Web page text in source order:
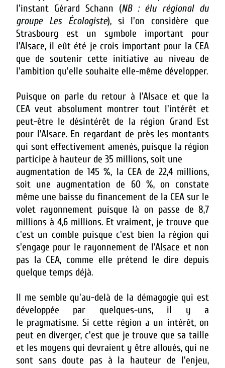
l'instant Gérard Schann (NB : élu régional du
groupe Les Écologiste), si l'on considère que
Strasbourg est un symbole important pour
l'Alsace, il eût été je crois important pour la CEA
que de soutenir cette initiative au niveau de
l'ambition qu'elle souhaite elle-même développer.
Puisque on parle du retour à l'Alsace et que la
CEA veut absolument montrer tout l'intérêt et
peut-être le désintérêt de la région Grand Est
pour l'Alsace. En regardant de près les montants
qui sont effectivement amenés, puisque la région
participe à hauteur de 35 millions, soit une
augmentation de 145 %, la CEA de 22,4 millions,
soit une augmentation de 60 %, on constate
même une baisse du financement de la CEA sur le
volet rayonnement puisque là on passe de 8,7
millions à 4,6 millions. Et vraiment, je trouve que
c'est un comble puisque c'est bien la région qui
s'engage pour le rayonnement de l'Alsace et non
pas la CEA, comme elle prétend le dire depuis
quelque temps déjà.
Il me semble qu'au-delà de la démagogie qui est
développée par quelques-uns, il y a
le pragmatisme. Si cette région a un intérêt, on
peut en diverger, c'est que je trouve que sa taille
et les moyens qui devraient y être alloués, qui ne
sont sans doute pas à la hauteur de l'enjeu,